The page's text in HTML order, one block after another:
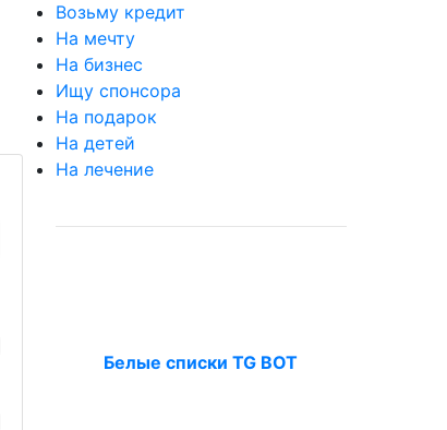
Возьму кредит
На мечту
На бизнес
Ищу спонсора
На подарок
На детей
На лечение
Белые списки TG BOT